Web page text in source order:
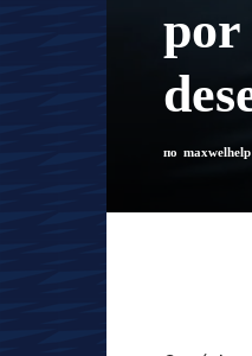
por
по maxwelhelp